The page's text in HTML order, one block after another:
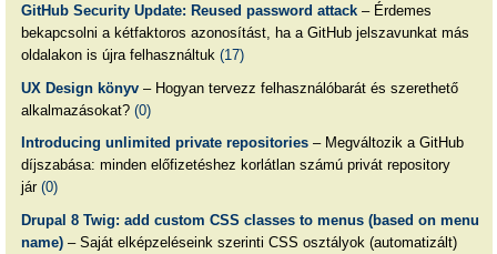
GitHub Security Update: Reused password attack– Érdemes
bekapcsolni a kétfaktoros azonosítást, ha a GitHub jelszavunkat más
oldalakon is újra felhasználtuk (17)
UX Design könyv– Hogyan tervezz felhasználóbarát és szerethető
alkalmazásokat? (0)
Introducing unlimited private repositories– Megváltozik a GitHub
díjszabása: minden előfizetéshez korlátlan számú privát repository
jár (0)
Drupal 8 Twig: add custom CSS classes to menus (based on menu
name)– Saját elképzeléseink szerinti CSS osztályok (automatizált)